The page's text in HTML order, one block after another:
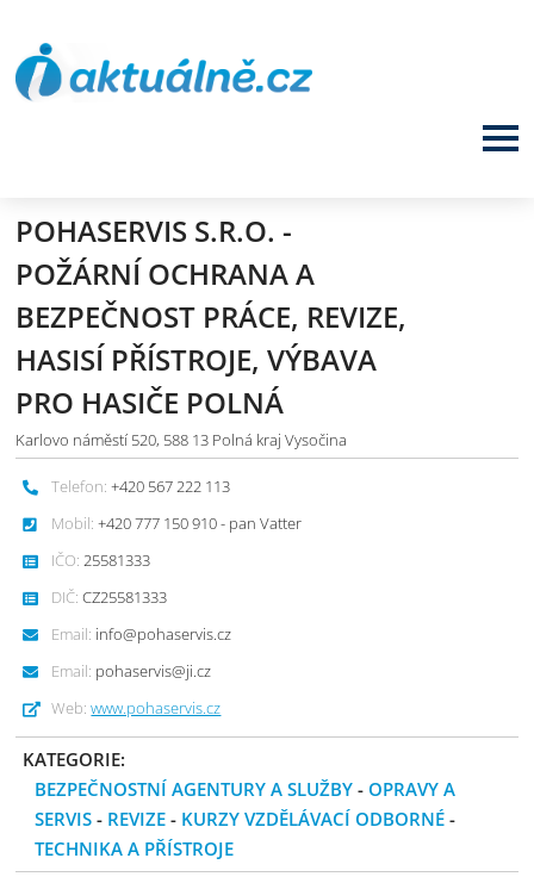
POHASERVIS S.R.O. -
POŽÁRNÍ OCHRANA A
BEZPEČNOST PRÁCE, REVIZE,
HASISÍ PŘÍSTROJE, VÝBAVA
PRO HASIČE POLNÁ
Karlovo náměstí 520, 588 13 Polná kraj Vysočina
Telefon: +420 567 222 113
Mobil: +420 777 150 910 - pan Vatter
IČO: 25581333
DIČ: CZ25581333
Email: info@pohaservis.cz
Email: pohaservis@ji.cz
Web: www.pohaservis.cz
KATEGORIE:
BEZPEČNOSTNÍ AGENTURY A SLUŽBY - OPRAVY A
SERVIS - REVIZE - KURZY VZDĚLÁVACÍ ODBORNÉ -
TECHNIKA A PŘÍSTROJE